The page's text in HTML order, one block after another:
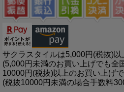
サクラスタイルは5,000円(税抜)以
(5,000円未満のお買い上げでも全
10000円(税抜)以上のお買い上げ
(税抜10000円未満の場合手数料